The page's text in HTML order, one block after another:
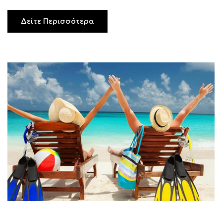
Δείτε Περισσότερα